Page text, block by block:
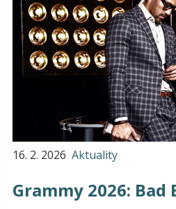
16. 2. 2026 Aktuality
Grammy 2026: